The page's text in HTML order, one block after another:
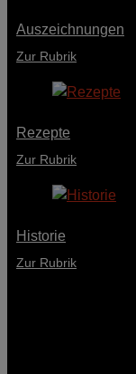
Auszeichnungen
Zur Rubrik
Rezepte
Zur Rubrik
Historie
Zur Rubrik